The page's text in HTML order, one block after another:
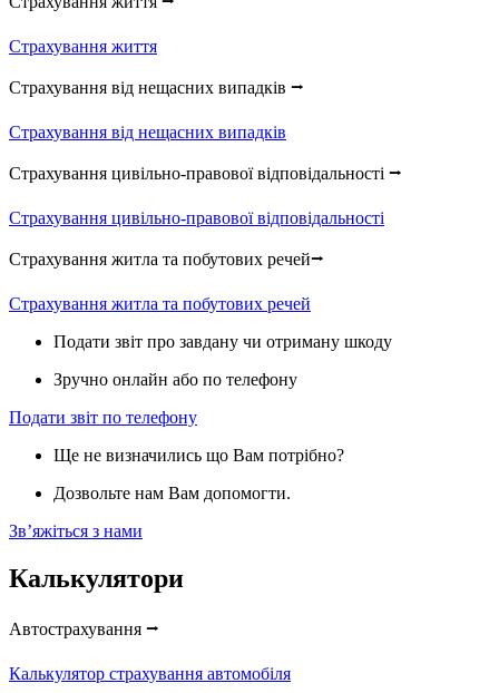
Страхування життя
Страхування від нещасних випадків ⭢
Страхування від нещасних випадків
Страхування цивільно-правової відповідальності ⭢
Страхування цивільно-правової відповідальності
Страхування житла та побутових речей⭢
Страхування житла та побутових речей
Подати звіт про завдану чи отриману шкоду
Зручно онлайн або по телефону
Подати звіт по телефону
Ще не визначились що Вам потрібно?
Дозвольте нам Вам допомогти.
Звʼяжіться з нами
Калькулятори
Автострахування ⭢
Калькулятор страхування автомобіля